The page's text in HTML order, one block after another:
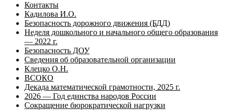
Контакты
Кадилова И.О.
Безопасность дорожного движения (БДД)
Неделя дошкольного и начального общего образования
— 2022 г.
Безопасность ДОУ
Сведения об образовательной организации
Клецко О.Н.
ВСОКО
Декада математической грамотности, 2025 г.
2026 — Год единства народов России
Сокращение бюрократической нагрузки